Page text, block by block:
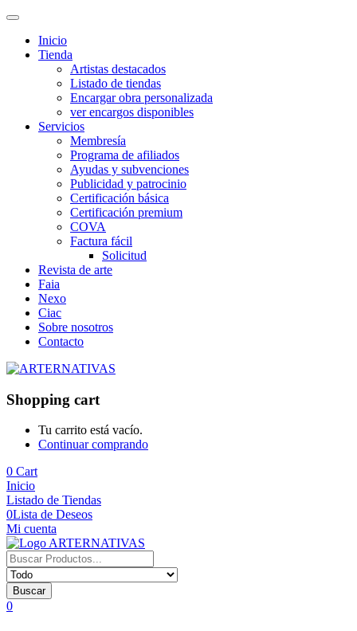
Inicio
Tienda
Artistas destacados
Listado de tiendas
Encargar obra personalizada
ver encargos disponibles
Servicios
Membresía
Programa de afiliados
Ayudas y subvenciones
Publicidad y patrocinio
Certificación básica
Certificación premium
COVA
Factura fácil
Solicitud
Revista de arte
Faia
Nexo
Ciac
Sobre nosotros
Contacto
Shopping cart
Tu carrito está vacío.
Continuar comprando
0 Cart
Inicio
Listado de Tiendas
0Lista de Deseos
Mi cuenta
Buscar
0